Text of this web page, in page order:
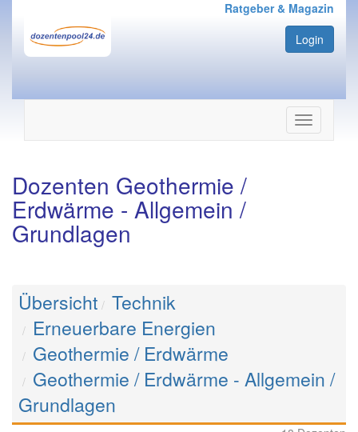
Ratgeber & Magazin
Login
Navigation
ein-/
Dozenten Geothermie /
Erdwärme - Allgemein /
Grundlagen
Übersicht Technik
Erneuerbare Energien
Geothermie / Erdwärme
Geothermie / Erdwärme - Allgemein /
Grundlagen